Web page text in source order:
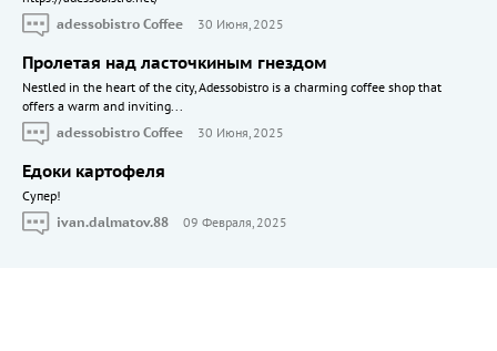
adessobistro Coffee
30 Июня, 2025
Пролетая над ласточкиным гнездом
Nestled in the heart of the city, Adessobistro is a charming coffee shop that
offers a warm and inviting...
adessobistro Coffee
30 Июня, 2025
Едоки картофеля
Cупер!
ivan.dalmatov.88
09 Февраля, 2025